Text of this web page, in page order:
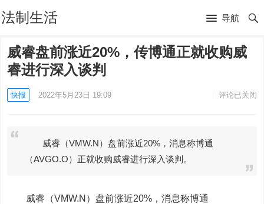
法制生活 导航
威睿盘前涨近20%，传博通正就收购威
睿进行深入谈判
快报 2022年5月23日 19:09 评论已关闭
威睿（VMW.N）盘前涨近20%，消息称博通
（AVGO.O）正就收购威睿进行深入谈判。
威睿 （VMW.N）盘前涨近20%，消息称博通